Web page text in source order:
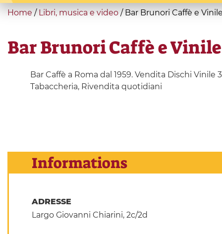
You
here
Home / Libri, musica e video / Bar Brunori Caffè e
Bar Brunori Caffè e Vinile
Bar Caffè a Roma dal 1959. Vendita Dischi
Tabaccheria, Rivendita quotidiani
Informations
ADRESSE
Largo Giovanni Chiarini, 2c/2d